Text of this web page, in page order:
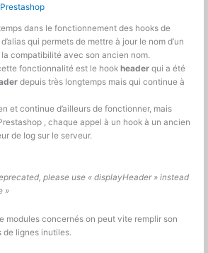
Prestashop
dans le fonctionnement des hooks de
qui permets de mettre à jour le nom d’un
compatibilité avec son ancien nom.
fonctionnalité est le hook header qui a été
depuis très longtemps mais qui continue à
et continue d’ailleurs de fonctionner, mais
, chaque appel à un hook à un ancien
de log sur le serveur.
please use « displayHeader » instead
»
modules concernés on peut vite remplir son
de lignes inutiles.